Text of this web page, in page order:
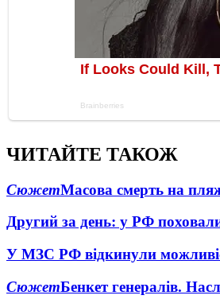
ЧИТАЙТЕ ТАКОЖ
СюжетМасова смерть на
Другий за день: у РФ
У МЗС РФ відкинули
СюжетБенкет генералів.